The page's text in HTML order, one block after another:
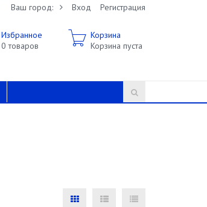
Ваш город: Вход Регистрация
Избранное
0 товаров
Корзина
Корзина пуста